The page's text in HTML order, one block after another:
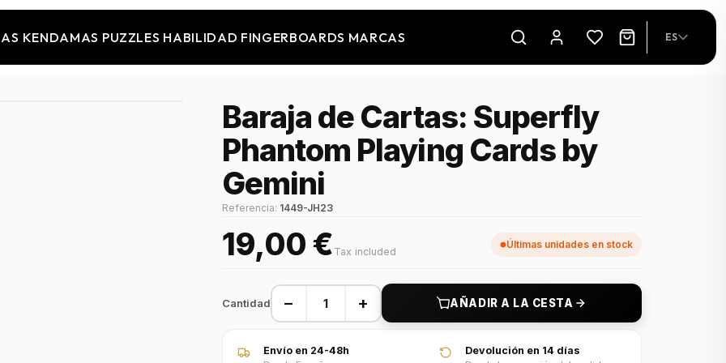
KENDAMAS PUZZLES HABILIDAD FINGERBOARDS MARCAS ES
Baraja de Cartas: Superfly
Phantom Playing Cards by
Gemini
Referencia: 1449-JH23
19,00 € Tax included
Últimas unidades en stock
Cantidad − + AÑADIR A LA CESTA
Envío en 24-48h Devolución en 14 días